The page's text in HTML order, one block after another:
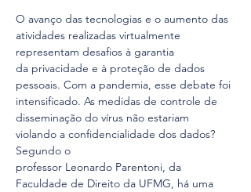
O avanço das tecnologias e o aumento das
atividades realizadas virtualmente
representam desafios à garantia
da privacidade e à proteção de dados
pessoais. Com a pandemia, esse debate foi
intensificado. As medidas de controle de
disseminação do vírus não estariam
violando a confidencialidade dos dados?
Segundo o
professor Leonardo Parentoni, da
Faculdade de Direito da UFMG, há uma